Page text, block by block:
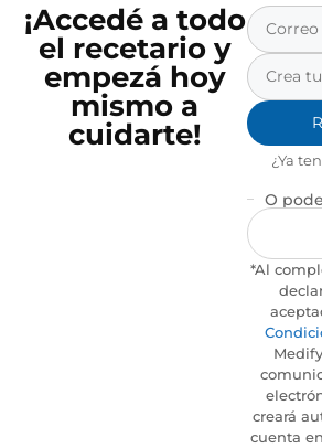
¡Accedé a todo
el recetario y
empezá hoy
mismo a
cuidarte!
¿Ya
O
*Al
creará
cuenta